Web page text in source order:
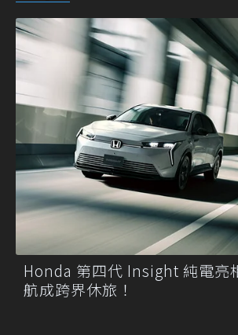
Honda 第四代 Insight 純電亮
航成跨界休旅！